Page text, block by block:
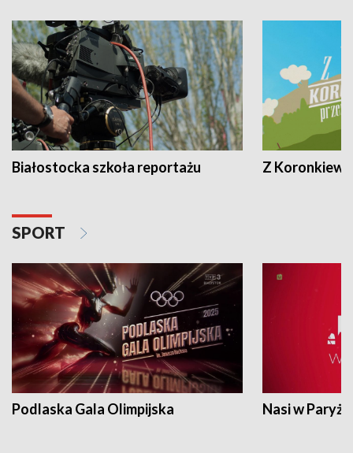
Białostocka szkoła reportażu Z
SPORT
Podlaska Gala Olimpijska Nasi w Paryżu